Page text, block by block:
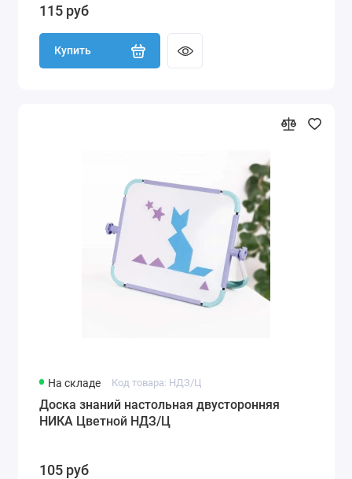
115 руб
Купить
На складе Код товара: НДЗ/Ц
Доска знаний настольная двусторонняя
НИКА Цветной НДЗ/Ц
105 руб